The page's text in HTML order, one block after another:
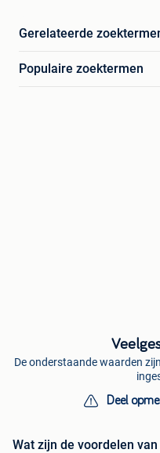
Gerelateerde
Populaire zoektermen
De onderstaande waarden
Deel
Wat zijn de voordelen